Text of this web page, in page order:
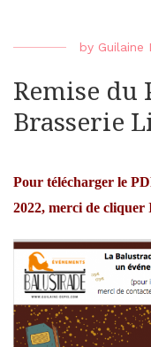
by Guilaine
Remise du
Brasserie
Pour télécharger le
2022, merci de cliquer